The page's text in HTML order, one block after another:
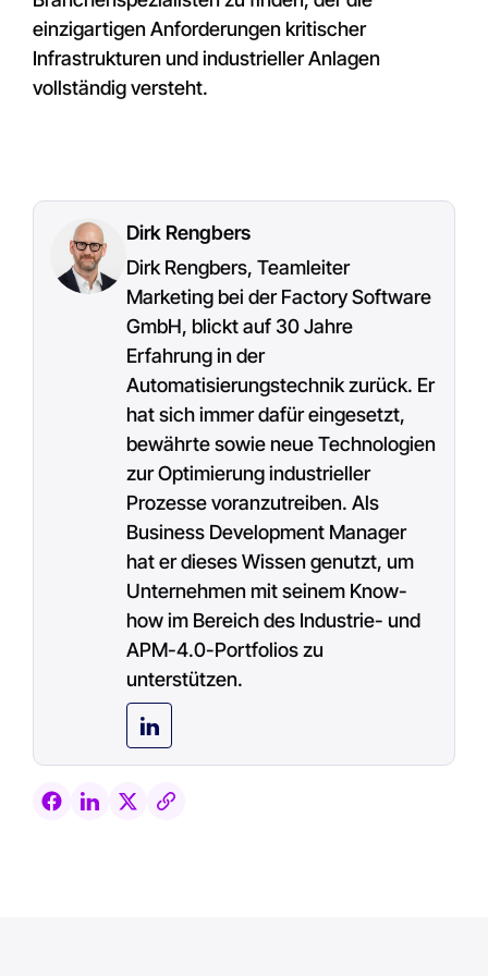
einzigartigen Anforderungen kritischer
Infrastrukturen und industrieller Anlagen
vollständig versteht.
Dirk Rengbers
Dirk Rengbers, Teamleiter
Marketing bei der Factory Software
GmbH, blickt auf 30 Jahre
Erfahrung in der
Automatisierungstechnik zurück. Er
hat sich immer dafür eingesetzt,
bewährte sowie neue Technologien
zur Optimierung industrieller
Prozesse voranzutreiben. Als
Business Development Manager
hat er dieses Wissen genutzt, um
Unternehmen mit seinem Know-
how im Bereich des Industrie- und
APM-4.0-Portfolios zu
unterstützen.